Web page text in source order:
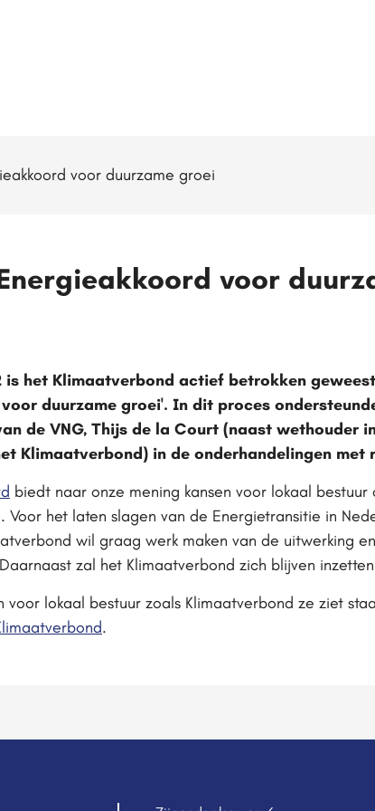
voor duurzame groei
voor
is het Klimaatverbond actief betrokken
duurzame groei'. In dit proces
de VNG, Thijs de la Court (naast wethouder
Klimaatverbond) in de onderhandelingen met
biedt naar onze mening kansen voor lokaal
Voor het laten slagen van de Energietransitie in
wil graag werk maken van de uitwerking
zal het Klimaatverbond zich blijven
voor lokaal bestuur zoals Klimaatverbond ze ziet
.